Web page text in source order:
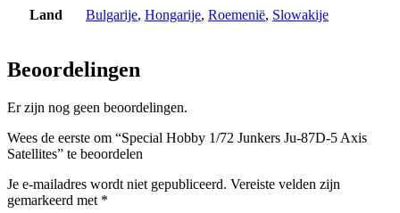
Land Bulgarije, Hongarije, Roemenië, Slowakije
Beoordelingen
Er zijn nog geen beoordelingen.
Wees de eerste om “Special Hobby 1/72 Junkers Ju-87D-5 Axis
Satellites” te beoordelen
Je e-mailadres wordt niet gepubliceerd. Vereiste velden zijn
gemarkeerd met *